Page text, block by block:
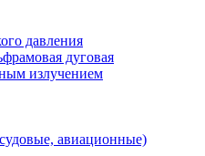
давления
дуговая
излучением
авиационные)